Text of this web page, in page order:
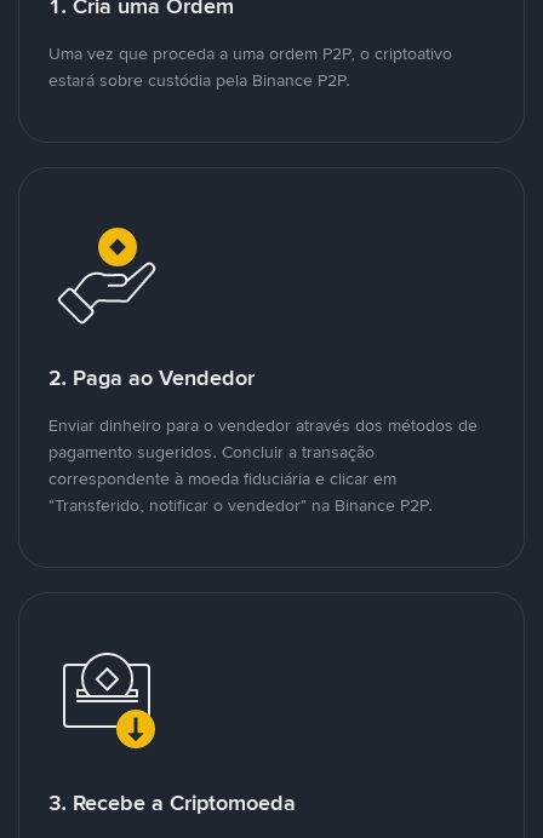
1. Cria uma Ordem
Uma vez que proceda a uma ordem P2P, o criptoativo
estará sobre custódia pela Binance P2P.
2. Paga ao Vendedor
Enviar dinheiro para o vendedor através dos métodos de
pagamento sugeridos. Concluir a transação
correspondente à moeda fiduciária e clicar em
"Transferido, notificar o vendedor" na Binance P2P.
3. Recebe a Criptomoeda